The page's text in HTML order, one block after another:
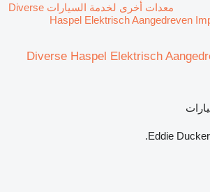
معدات أخرى لخدمة السيارات Diverse
Haspel Elektrisch Aangedreven
Diverse Haspel Elektrisch
Eddie